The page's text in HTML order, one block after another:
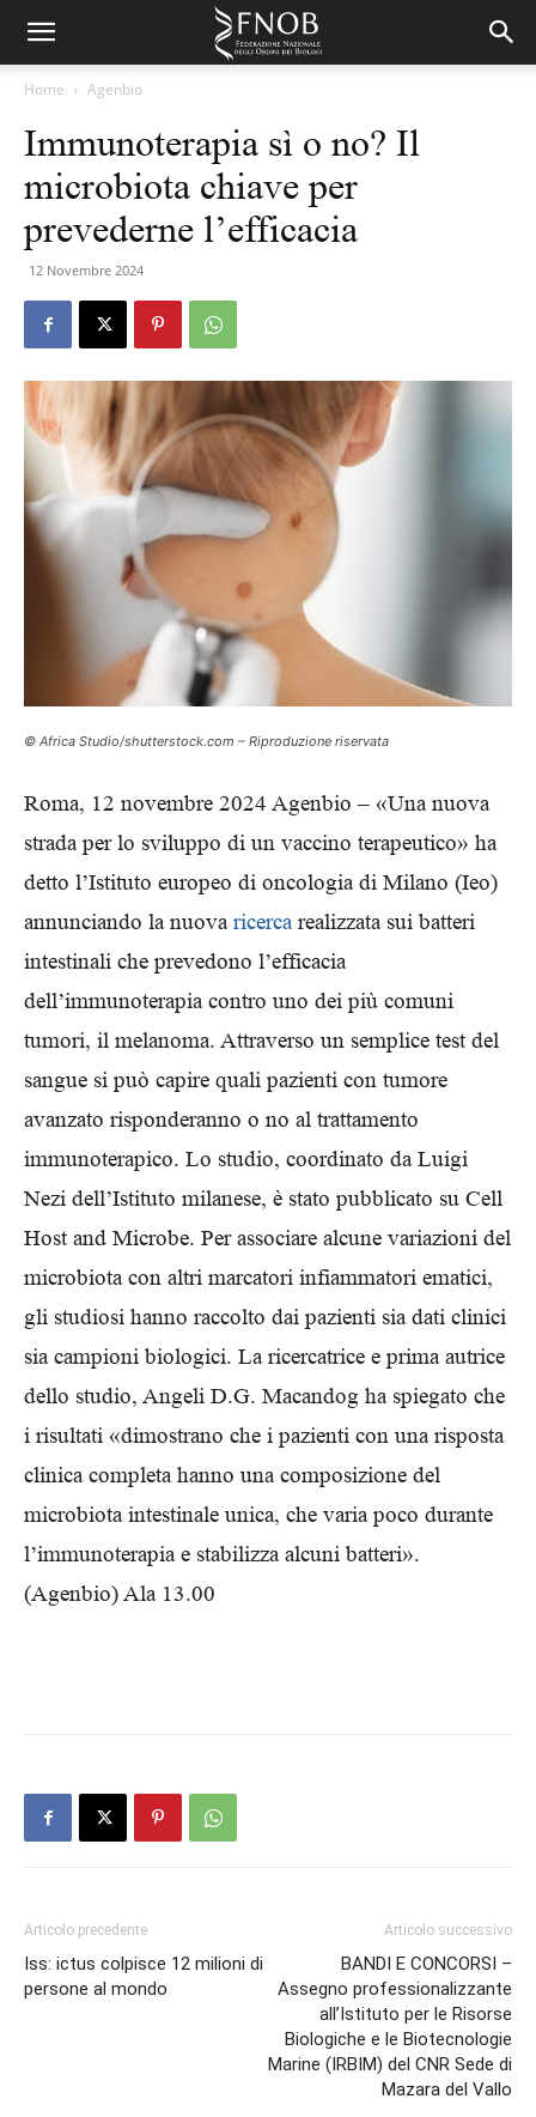
Home Agenbio
Immunoterapia sì o no? Il
microbiota chiave per
prevederne l’efficacia
12 Novembre 2024
© Africa Studio/shutterstock.com – Riproduzione riservata
Roma, 12 novembre 2024 Agenbio – «Una nuova
strada per lo sviluppo di un vaccino terapeutico» ha
detto l’Istituto europeo di oncologia di Milano (Ieo)
annunciando la nuovaricercarealizzata sui batteri
intestinali che prevedono l’efficacia
dell’immunoterapia contro uno dei più comuni
tumori, il melanoma. Attraverso un semplice test del
sangue si può capire quali pazienti con tumore
avanzato risponderanno o no al trattamento
immunoterapico. Lo studio, coordinato da Luigi
Nezi dell’Istituto milanese, è stato pubblicato su Cell
Host and Microbe. Per associare alcune variazioni del
microbiota con altri marcatori infiammatori ematici,
gli studiosi hanno raccolto dai pazienti sia dati clinici
sia campioni biologici. La ricercatrice e prima autrice
dello studio, Angeli D.G. Macandog ha spiegato che
i risultati «dimostrano che i pazienti con una risposta
clinica completa hanno una composizione del
microbiota intestinale unica, che varia poco durante
l’immunoterapia e stabilizza alcuni batteri».
(Agenbio) Ala 13.00
Articolo precedente
Iss: ictus colpisce 12 milioni di
persone al mondo
Articolo successivo
BANDI E CONCORSI –
Assegno professionalizzante
all’Istituto per le Risorse
Biologiche e le Biotecnologie
Marine (IRBIM) del CNR Sede di
Mazara del Vallo